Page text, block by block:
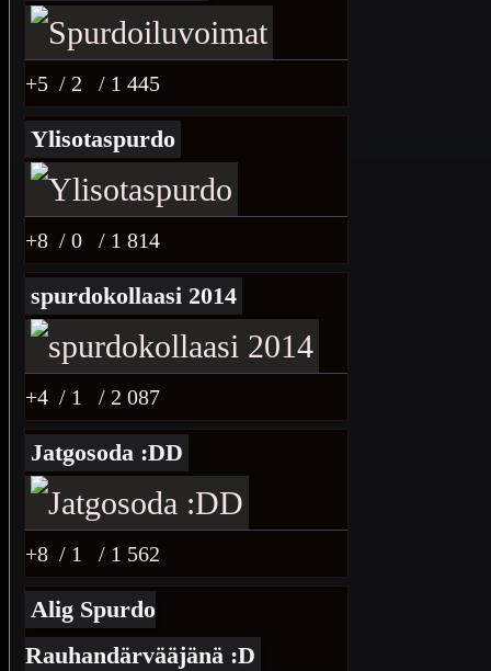
+5 / 2 / 1 445
Ylisotaspurdo
+8 / 0 / 1 814
spurdokollaasi 2014
+4 / 1 / 2 087
Jatgosoda :DD
+8 / 1 / 1 562
Alig Spurdo
Rauhandärvääjänä :D